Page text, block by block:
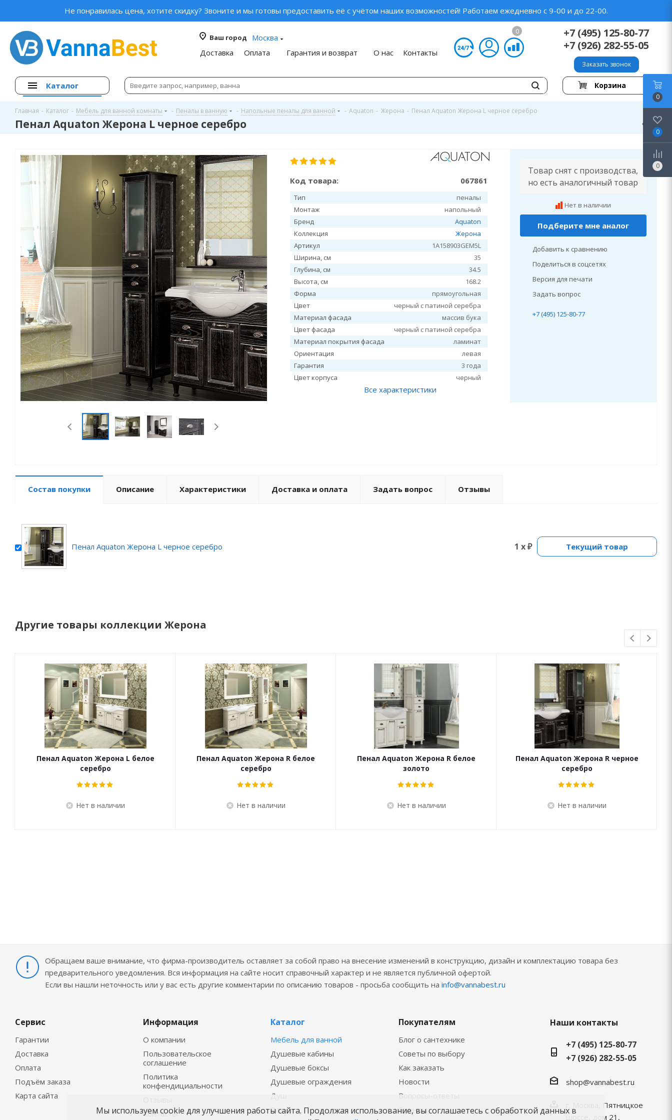
Не понравилась цена, хотите скидку? Звоните и мы готовы предоставить её с учётом наших возможностей! Работаем ежедневно с 9-00 и до 22-00.
Ваш город
Москва
Доставка
Оплата Гарантия и возврат О нас Контакты
0
+7 (495) 125-80-77
+7 (926) 282-55-05
Заказать звонок
Каталог Корзина
Главная - Каталог - Мебель для ванной комнаты - Пеналы в ванную - Напольные пеналы для ванной - Aquaton - Жерона - Пенал Aquaton Жерона L черное серебро
Пенал Aquaton Жерона L черное серебро
Код товара: 067861
Тип
пеналы
Монтаж
напольный
Бренд
Aquaton
Коллекция
Жерона
Артикул
1A158903GEM5L
Ширина, см
35
Глубина, см
34.5
Высота, см
168.2
Форма
прямоугольная
Цвет
черный с патиной серебра
Материал фасада
массив бука
Цвет фасада
черный с патиной серебра
Материал покрытия фасада
ламинат
Ориентация
левая
Гарантия
3 года
Цвет корпуса
черный
Все характеристики
Товар снят с производства,
но есть аналогичный товар
Нет в наличии
Подберите мне аналог
Добавить к сравнению
Поделиться в соцсетях
Версия для печати
Задать вопрос
+7 (495) 125-80-77
Состав покупки Описание Характеристики Доставка и оплата Задать вопрос Отзывы
Пенал Aquaton Жерона L черное серебро 1 x ₽ Текущий товар
Другие товары коллекции Жерона
Пенал Aquaton Жерона L белое
серебро
Нет в наличии
Пенал Aquaton Жерона R белое
серебро
Нет в наличии
Пенал Aquaton Жерона R белое
золото
Нет в наличии
Пенал Aquaton Жерона R черное
серебро
Нет в наличии
Обращаем ваше внимание, что фирма-производитель оставляет за собой право на внесение изменений в конструкцию, дизайн и комплектацию товара без
предварительного уведомления. Вся информация на сайте носит справочный характер и не является публичной офертой.
Если вы нашли неточность или у вас есть другие комментарии по описанию товаров - просьба сообщить на info@vannabest.ru
Сервис
Гарантии
Доставка
Оплата
Подъём заказа
Карта сайта
Информация
О компании
Пользовательское
соглашение
Политика
конфендициальности
Контакты
Каталог
Мебель для ванной
Душевые кабины
Душевые боксы
Душевые ограждения
Душ
Ванны
Покупателям
Блог о сантехнике
Советы по выбору
Как заказать
Новости
Вопросы-ответы
Бренды
Наши контакты
+7 (495) 125-80-77
+7 (926) 282-55-05
shop@vannabest.ru
г. Москва, Пятницкое
шоссе, дом 21,
0
0
0
Мы используем cookie для улучшения работы сайта. Продолжая использование, вы соглашаетесь с обработкой данных в